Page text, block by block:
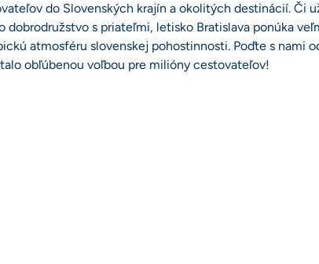
do Slovenských krajín a okolitých destinácií. Či
s priateľmi, letisko Bratislava ponúka
atmosféru slovenskej pohostinnosti. Poďte s nami
obľúbenou voľbou pre milióny cestovateľov!